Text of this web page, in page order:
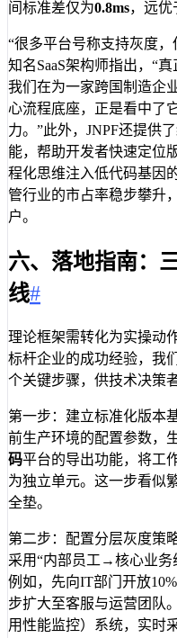
间标准差仅为0.8ms，远优
“很多平台号称支持灰度
知名SaaS架构师指出，“
我们在为一家跨国制造企
心流程底座，正是看中了
力。”此外，JNPF还提供
能，帮助开发者快速定位
程化思维注入低代码基因
管行业的市占率稳步攀升
户。
六、落地指南：
线#
理论框架需转化为实操动
标杆企业的成功经验，我
个关键步骤，供技术决策
第一步：建立标准化版本
前生产环境的配置参数，
码平台的导出功能，将工
为独立单元。这一步看似
全垫。
第二步：配置分层灰度策
采用“内部员工→核心业务
例如，先向IT部门开放
步扩大至客服与运营团队
用性能监控）系统，实时